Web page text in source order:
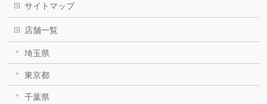
サイトマップ
店舗一覧
埼玉県
東京都
千葉県